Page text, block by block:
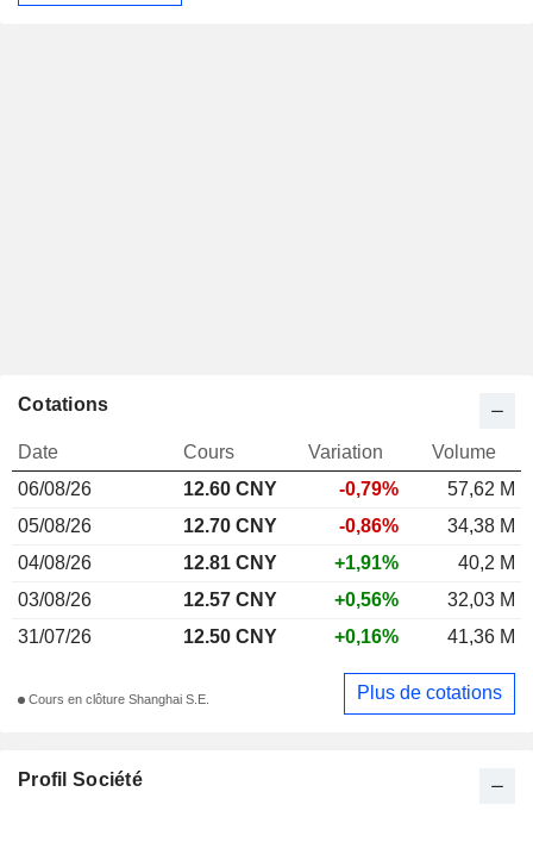
Profil Société
Cotations
Date Cours Variation
Volume
06/08/26
12.60 CNY -0,79%
57,62 M
05/08/26
12.70 CNY -0,86%
34,38 M
04/08/26
12.81 CNY +1,91%
40,2 M
03/08/26
12.57 CNY +0,56%
32,03 M
31/07/26
12.50 CNY +0,16% 41,36 M
Cours en clôture Shanghai S.E. Plus de cotations